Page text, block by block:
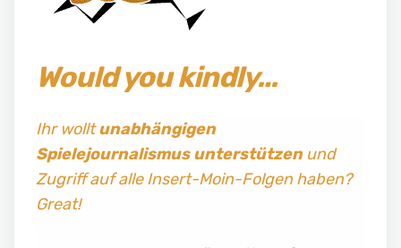
Would you kindly…
Ihr wolltunabhängigen
Spielejournalismus unterstützenund
Zugriff auf alle Insert-Moin-Folgen haben?
Great!